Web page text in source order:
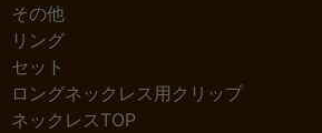
その他
リング
セット
ロングネックレス用クリップ
ネックレスTOP